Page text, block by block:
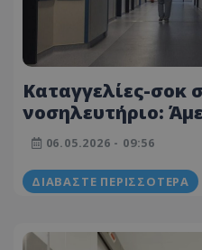
Καταγγελίες-σοκ
νοσηλευτήριο:
ΟΚΥπΥ - Απομακρύνθηκε
νοσηλευτικός
καθήκοντα του
06.05.2026 - 09:56
ΔΙΑΒΆΣΤΕ ΠΕΡΙΣΣΌΤΕΡΑ